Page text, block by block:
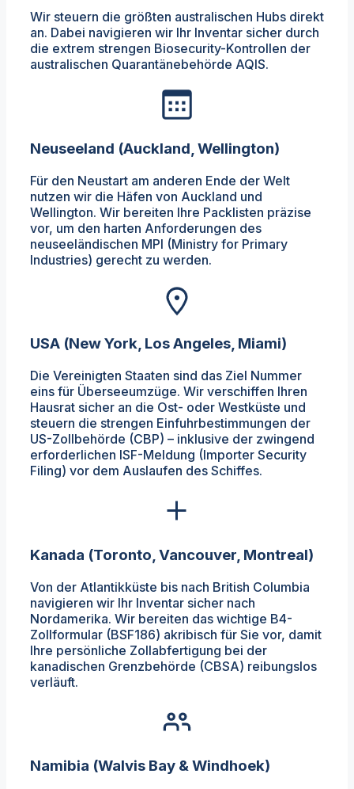
Wir steuern die größten australischen Hubs direkt
an. Dabei navigieren wir Ihr Inventar sicher durch
die extrem strengen Biosecurity-Kontrollen der
australischen Quarantänebehörde AQIS.
Neuseeland (Auckland, Wellington)
Für den Neustart am anderen Ende der Welt
nutzen wir die Häfen von Auckland und
Wellington. Wir bereiten Ihre Packlisten präzise
vor, um den harten Anforderungen des
neuseeländischen MPI (Ministry for Primary
Industries) gerecht zu werden.
USA (New York, Los Angeles, Miami)
Die Vereinigten Staaten sind das Ziel Nummer
eins für Überseeumzüge. Wir verschiffen Ihren
Hausrat sicher an die Ost- oder Westküste und
steuern die strengen Einfuhrbestimmungen der
US-Zollbehörde (CBP) – inklusive der zwingend
erforderlichen ISF-Meldung (Importer Security
Filing) vor dem Auslaufen des Schiffes.
Kanada (Toronto, Vancouver, Montreal)
Von der Atlantikküste bis nach British Columbia
navigieren wir Ihr Inventar sicher nach
Nordamerika. Wir bereiten das wichtige B4-
Zollformular (BSF186) akribisch für Sie vor, damit
Ihre persönliche Zollabfertigung bei der
kanadischen Grenzbehörde (CBSA) reibungslos
verläuft.
Namibia (Walvis Bay & Windhoek)